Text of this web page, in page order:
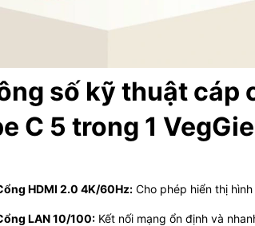
số kỹ thuật cáp
C 5 trong 1
HDMI 2.0 4K/60Hz: Cho phép hiển thị
LAN 10/100: Kết nối mạng ổn định và
Thiết kế và Chất